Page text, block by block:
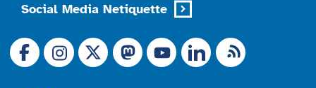
Social Media Netiquette
Link zu X (Ex-Twitter)
RSS-Feed